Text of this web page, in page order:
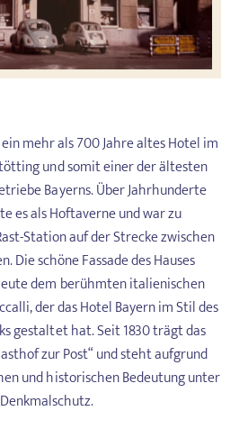
mehr als 700 Jahre altes Hotel im
und somit einer der ältesten
Bayerns. Über Jahrhunderte
es als Hoftaverne und war zu
Station auf der Strecke zwischen
Die schöne Fassade des Hauses
dem berühmten italienischen
der das Hotel Bayern im Stil des
gestaltet hat. Seit 1830 trägt das
zur Post“ und steht aufgrund
und historischen Bedeutung unter
Denkmalschutz.